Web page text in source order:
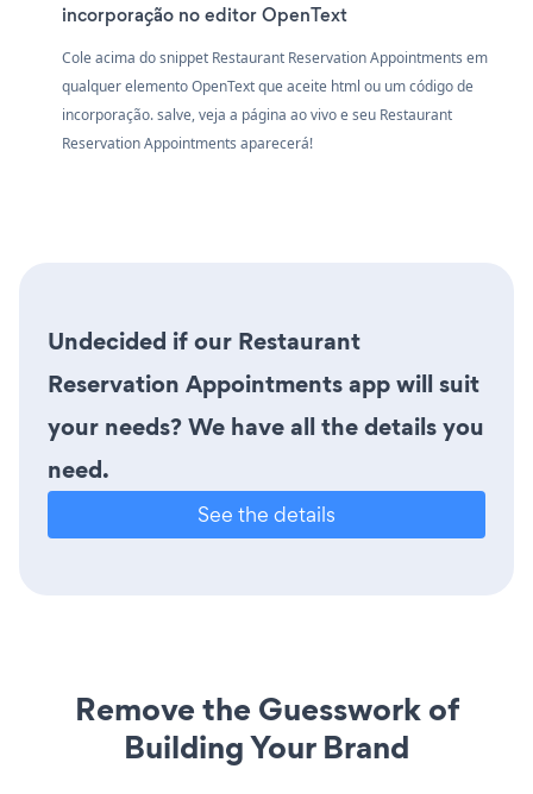
incorporação no editor OpenText
Cole acima do snippet Restaurant Reservation Appointments em
qualquer elemento OpenText que aceite html ou um código de
incorporação. salve, veja a página ao vivo e seu Restaurant
Reservation Appointments aparecerá!
Undecided if our Restaurant
Reservation Appointments app will suit
your needs? We have all the details you
need.
See the details
Remove the Guesswork of
Building Your Brand